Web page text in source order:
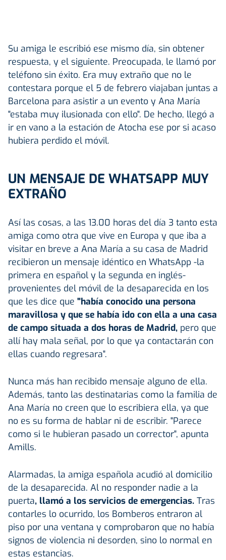
Su amiga le escribió ese mismo día, sin obtener
respuesta, y el siguiente. Preocupada, le llamó por
teléfono sin éxito. Era muy extraño que no le
contestara porque el 5 de febrero viajaban juntas a
Barcelona para asistir a un evento y Ana María
"estaba muy ilusionada con ello". De hecho, llegó a
ir en vano a la estación de Atocha ese por si acaso
hubiera perdido el móvil.
UN MENSAJE DE WHATSAPP MUY
EXTRAÑO
Así las cosas, a las 13.00 horas del día 3 tanto esta
amiga como otra que vive en Europa y que iba a
visitar en breve a Ana María a su casa de Madrid
recibieron un mensaje idéntico en WhatsApp -la
primera en español y la segunda en inglés-
provenientes del móvil de la desaparecida en los
que les dice que "había conocido una persona
maravillosa y que se había ido con ella a una casa
de campo situada a dos horas de Madrid, pero que
allí hay mala señal, por lo que ya contactarán con
ellas cuando regresara".
Nunca más han recibido mensaje alguno de ella.
Además, tanto las destinatarias como la familia de
Ana María no creen que lo escribiera ella, ya que
no es su forma de hablar ni de escribir. "Parece
como si le hubieran pasado un corrector", apunta
Amills.
Alarmadas, la amiga española acudió al domicilio
de la desaparecida. Al no responder nadie a la
puerta, llamó a los servicios de emergencias. Tras
contarles lo ocurrido, los Bomberos entraron al
piso por una ventana y comprobaron que no había
signos de violencia ni desorden, sino lo normal en
estas estancias.